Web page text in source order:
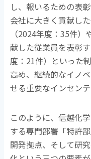
し、報いるための表
会社に大きく貢献し
（2024年度：35件）
献した従業員を表彰
度： 21件）といった
高め、継続的なイノ
せる重要なインセン
このように、信越化
する専門部署「特許
開発拠点、そして研